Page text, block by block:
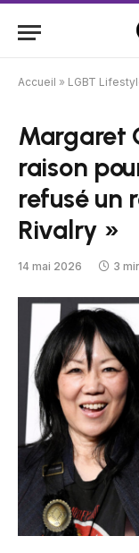
Accueil » LGBT
Margaret
raison
refusé un
Rivalry »
14 mai 2026 3